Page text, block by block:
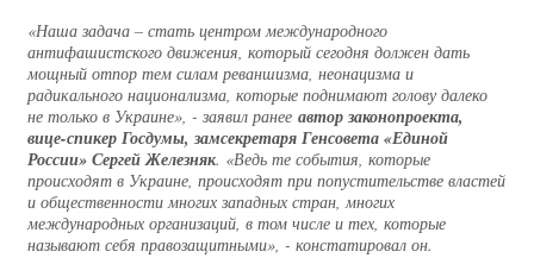
«Наша задача – стать центром международного
антифашистского движения, который сегодня должен дать
мощный отпор тем силам реваншизма, неонацизма и
радикального национализма, которые поднимают голову далеко
не только в Украине», - заявил ранее автор законопроекта,
вице-спикер Госдумы, замсекретаря Генсовета «Единой
России» Сергей Железняк. «Ведь те события, которые
происходят в Украине, происходят при попустительстве властей
и общественности многих западных стран, многих
международных организаций, в том числе и тех, которые
называют себя правозащитными», - констатировал он.